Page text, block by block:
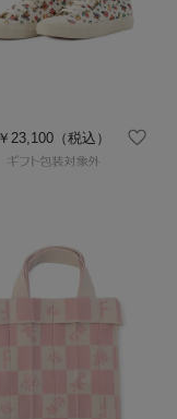
￥23,100 （税込）